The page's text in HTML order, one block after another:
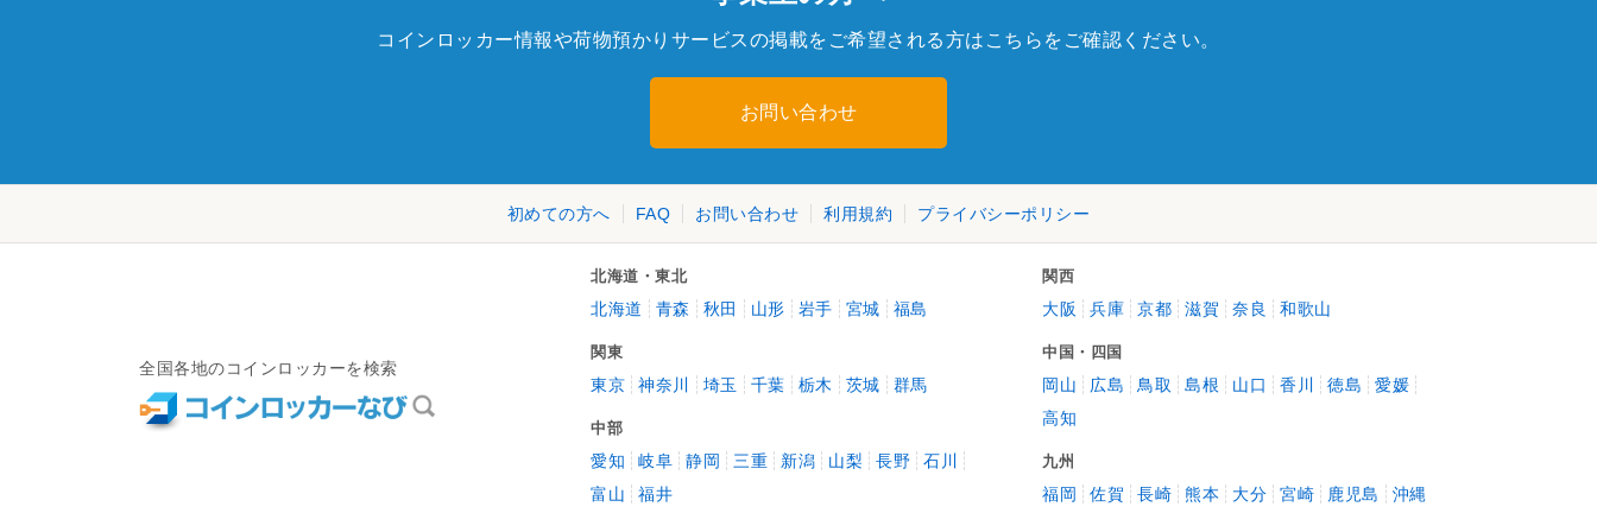
コインロッカー情報や荷物預かりサービスの掲載をご希望される方はこちらをご確認ください。
お問い合わせ
初めての方へ FAQ お問い合わせ 利用規約 プライバシーポリシー
全国各地のコインロッカーを検索
北海道・東北
北海道 青森 秋田 山形 岩手 宮城 福島
関東
東京 神奈川 埼玉 千葉 栃木 茨城 群馬
中部
愛知 岐阜 静岡 三重 新潟 山梨 長野
石川
富山
福井
関西
大阪 兵庫 京都 滋賀 奈良 和歌山
中国・四国
岡山 広島 鳥取 島根 山口 香川 徳島
愛媛
高知
九州
福岡 佐賀 長崎 熊本 大分 宮崎 鹿児島 沖縄